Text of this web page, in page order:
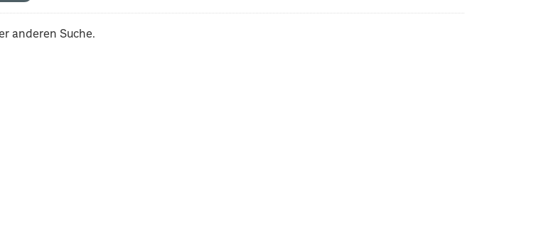
anderen Suche.